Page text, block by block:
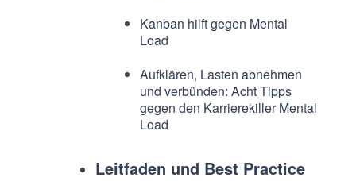
Kanban hilft gegen Mental
Load
Aufklären, Lasten abnehmen
und verbünden: Acht Tipps
gegen den Karrierekiller Mental
Load
Leitfaden und Best Practice